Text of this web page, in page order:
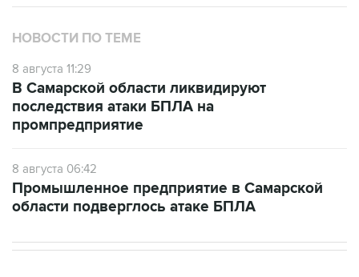
НОВОСТИ ПО ТЕМЕ
8 августа 11:29
В Самарской области ликвидируют
последствия атаки БПЛА на
промпредприятие
8 августа 06:42
Промышленное предприятие в Самарской
области подверглось атаке БПЛА